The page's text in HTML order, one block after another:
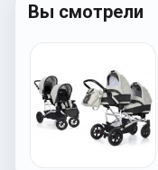
Вы смотрели